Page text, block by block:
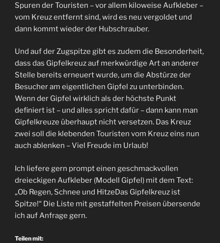
Spuren der Touristen – vor allem kiloweise Aufkleber –
vom Kreuz entfernt sind, wird es neu vergoldet und
dann kommt wieder der Hubschrauber.
Und auf der Zugspitze gibt es zudem die Besonderheit,
dass das Gipfelkreuz auf merkwürdige Art an anderer
Stelle bereits erneuert wurde, um die Abstürze der
Besucher am eigentlichen Gipfel zu unterbinden.
Wenn der Gipfel wirklich als der höchste Punkt
definiert ist – und alles spricht dafür – dann kann man
Gipfelkreuze überhaupt nicht versetzen. Das Kreuz
zwei soll die klebenden Touristen vom Kreuz eins nun
auch ablenken – Viel Freude im Urlaub!
Ich liefere gern prompt einen geschmackvollen
dreieckigen Aufkleber (Modell Gipfel) mit dem Text:
„Ob Regen, Schnee und HitzeDas Gipfelkreuz ist
Spitze!“ Die Liste mit gestaffelten Preisen übersende
ich auf Anfrage gern.
Teilen mit: